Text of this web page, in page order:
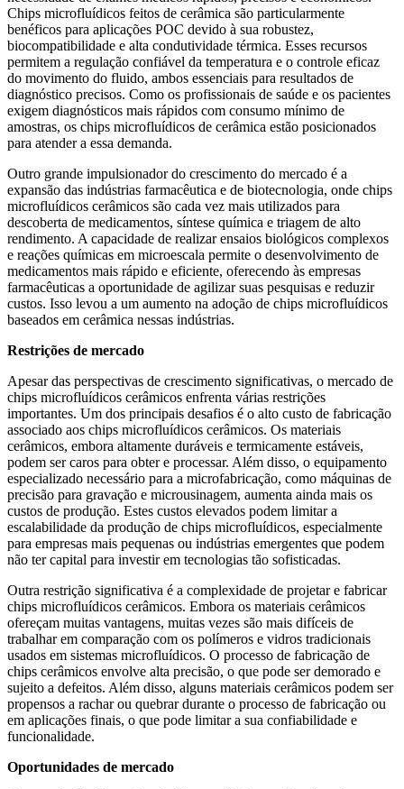
Chips microfluídicos feitos de cerâmica são particularmente
benéficos para aplicações POC devido à sua robustez,
biocompatibilidade e alta condutividade térmica. Esses recursos
permitem a regulação confiável da temperatura e o controle eficaz
do movimento do fluido, ambos essenciais para resultados de
diagnóstico precisos. Como os profissionais de saúde e os pacientes
exigem diagnósticos mais rápidos com consumo mínimo de
amostras, os chips microfluídicos de cerâmica estão posicionados
para atender a essa demanda.
Outro grande impulsionador do crescimento do mercado é a
expansão das indústrias farmacêutica e de biotecnologia, onde chips
microfluídicos cerâmicos são cada vez mais utilizados para
descoberta de medicamentos, síntese química e triagem de alto
rendimento. A capacidade de realizar ensaios biológicos complexos
e reações químicas em microescala permite o desenvolvimento de
medicamentos mais rápido e eficiente, oferecendo às empresas
farmacêuticas a oportunidade de agilizar suas pesquisas e reduzir
custos. Isso levou a um aumento na adoção de chips microfluídicos
baseados em cerâmica nessas indústrias.
Restrições de mercado
Apesar das perspectivas de crescimento significativas, o mercado de
chips microfluídicos cerâmicos enfrenta várias restrições
importantes. Um dos principais desafios é o alto custo de fabricação
associado aos chips microfluídicos cerâmicos. Os materiais
cerâmicos, embora altamente duráveis ​​e termicamente estáveis,
podem ser caros para obter e processar. Além disso, o equipamento
especializado necessário para a microfabricação, como máquinas de
precisão para gravação e microusinagem, aumenta ainda mais os
custos de produção. Estes custos elevados podem limitar a
escalabilidade da produção de chips microfluídicos, especialmente
para empresas mais pequenas ou indústrias emergentes que podem
não ter capital para investir em tecnologias tão sofisticadas.
Outra restrição significativa é a complexidade de projetar e fabricar
chips microfluídicos cerâmicos. Embora os materiais cerâmicos
ofereçam muitas vantagens, muitas vezes são mais difíceis de
trabalhar em comparação com os polímeros e vidros tradicionais
usados ​​em sistemas microfluídicos. O processo de fabricação de
chips cerâmicos envolve alta precisão, o que pode ser demorado e
sujeito a defeitos. Além disso, alguns materiais cerâmicos podem ser
propensos a rachar ou quebrar durante o processo de fabricação ou
em aplicações finais, o que pode limitar a sua confiabilidade e
funcionalidade.
Oportunidades de mercado